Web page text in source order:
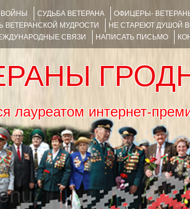
СУДЬБА ВЕТЕРАНА ОФИЦЕРЫ-
ВЕТЕРАНСКОЙ МУДРОСТИ НЕ СТАРЕЮТ ДУШОЙ
СВЯЗИ НАПИСАТЬ ПИСЬМО
лауреатом